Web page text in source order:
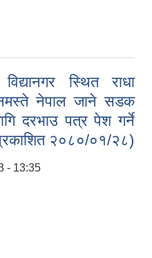
स्थित राधा
नमस्ते नेपाल जाने सडक
दरभाउ पत्र पेश गर्ने
२०८०/०१/२८)
- 13:35